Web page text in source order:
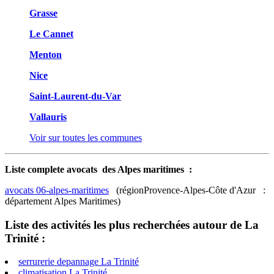
Grasse
Le Cannet
Menton
Nice
Saint-Laurent-du-Var
Vallauris
Voir sur toutes les communes
Liste complete avocats des Alpes maritimes :
avocats 06-alpes-maritimes (régionProvence-Alpes-Côte d'Azur :
département Alpes Maritimes)
Liste des activités les plus recherchées autour de La
Trinité :
serrurerie depannage La Trinité